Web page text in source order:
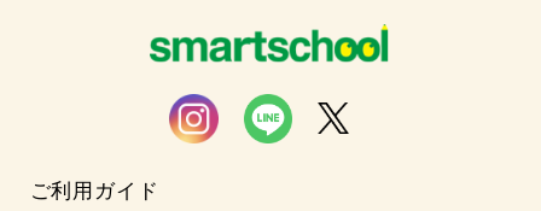
ご利用ガイド